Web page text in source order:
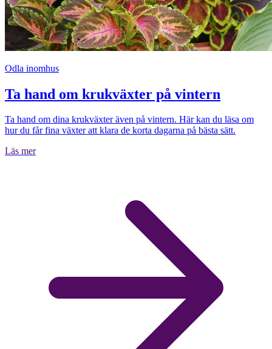
Odla inomhus
Ta hand om krukväxter på vintern
Ta hand om dina krukväxter även på vintern. Här kan du läsa om
hur du får fina växter att klara de korta dagarna på bästa sätt.
Läs mer